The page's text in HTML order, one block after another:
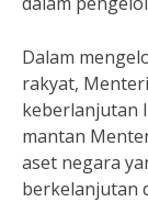
Dalam
rakyat,
keberlanjutan
mantan
aset negara
berkelanjutan